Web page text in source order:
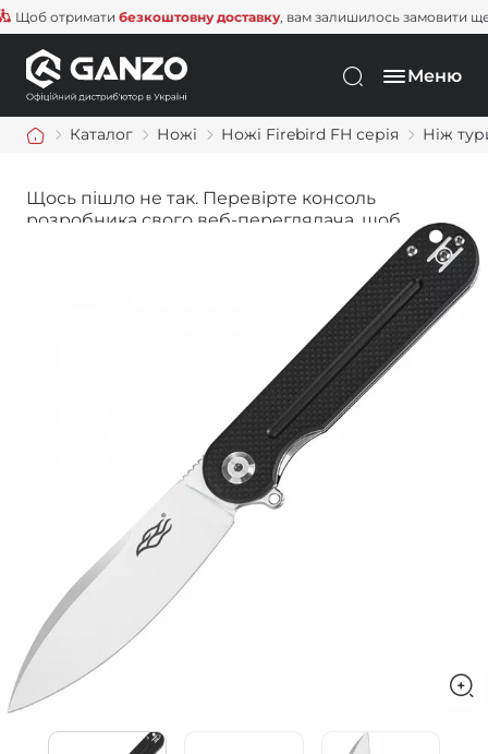
отриматибезкоштовну доставку, вам залишилось замовити ще на1
Меню
Каталог Ножі Ножі Firebird FH серія Ніж
Щось пішло не так. Перевірте консоль
розробника свого веб-переглядача, щоб